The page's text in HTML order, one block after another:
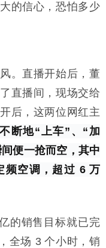
的信心，恐怕多少
。直播开始后，董
直播间，现场交给
后，这两位网红主
断地“上车”、“加
便一抢而空，其中
频空调，超过 6 万
的销售目标就已完
全场 3 个小时，销